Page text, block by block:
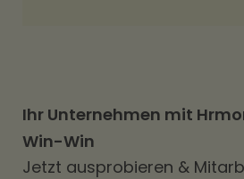
Ihr Unternehmen mit
Win-Win
Jetzt ausprobieren &